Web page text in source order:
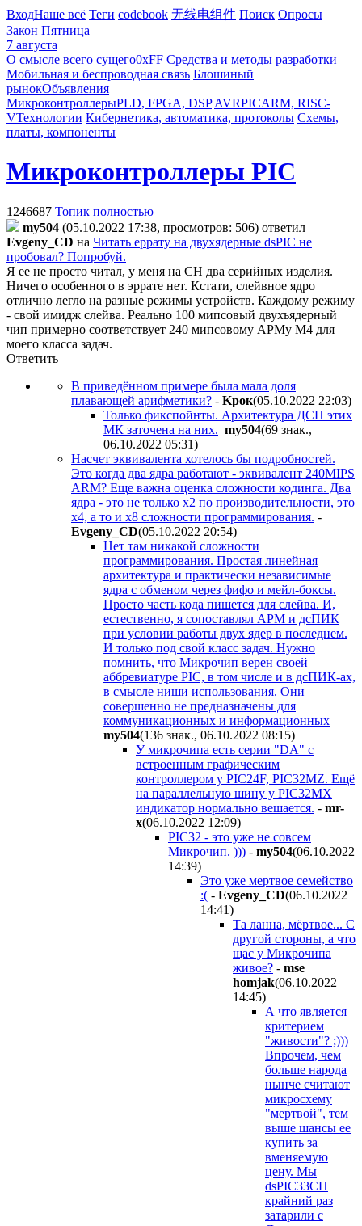
ВходНаше всё Теги codebook 无线电组件 Поиск Опросы
Закон Пятница
7 августа
О смысле всего сущего0xFF Средства и методы разработки
Мобильная и беспроводная связь Блошиный
рынокОбъявления
МикроконтроллерыPLD, FPGA, DSP AVRPICARM, RISC-
VТехнологии Кибернетика, автоматика, протоколы Схемы,
платы, компоненты
Микроконтроллеры PIC
1246687 Топик полностью
my504 (05.10.2022 17:38, просмотров: 506) ответил
Evgeny_CD на Читать еррату на двухядерные dsPIC не
пробовал? Попробуй.
Я ее не просто читал, у меня на СН два серийных изделия.
Ничего особенного в эррате нет. Кстати, слейвное ядро
отлично легло на разные режимы устройств. Каждому режиму
- свой имидж слейва. Реально 100 мипсовый двухъядерный
чип примерно соответствует 240 мипсовому АРМу М4 для
моего класса задач.
Ответить
В приведённом примере была мала доля
плавающей арифметики? - Kpoк(05.10.2022 22:03)
Только фикспойнты. Архитектура ДСП этих
МК заточена на них. my504(69 знак.,
06.10.2022 05:31)
Насчет эквивалента хотелось бы подробностей.
Это когда два ядра работают - эквивалент 240MIPS
ARM? Еще важна оценка сложности кодинга. Два
ядра - это не только x2 по производительности, это
x4, а то и x8 сложности программирования. -
Evgeny_CD(05.10.2022 20:54)
Нет там никакой сложности
программирования. Простая линейная
архитектура и практически независимые
ядра с обменом через фифо и мейл-боксы.
Просто часть кода пишется для слейва. И,
естественно, я сопоставлял АРМ и дсПИК
при условии работы двух ядер в последнем.
И только под свой класс задач. Нужно
помнить, что Микрочип верен своей
аббревиатуре PIC, в том числе и в дсПИК-ах,
в смысле ниши использования. Они
совершенно не предназначены для
коммуникационных и информационных
my504(136 знак., 06.10.2022 08:15)
У микрочипа есть серии "DA" с
встроенным графическим
контроллером у PIC24F, PIC32MZ. Ещё
на параллельную шину у PIC32MX
индикатор нормально вешается. - mr-
x(06.10.2022 12:09)
PIC32 - это уже не совсем
Микрочип. ))) - my504(06.10.2022
14:39)
Это уже мертвое семейство
:( - Evgeny_CD(06.10.2022
14:41)
Та ланна, мёртвое... С
другой стороны, а что
щас у Микрочипа
живое? - mse
homjak(06.10.2022
14:45)
А что является
критерием
"живости"? ;)))
Впрочем, чем
больше народа
нынче считают
микросхему
"мертвой", тем
выше шансы ее
купить за
вменяемую
цену. Мы
dsPIC33CH
крайний раз
затарили с